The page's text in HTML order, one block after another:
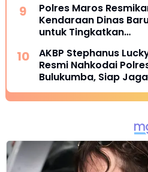
Polres Maros
Kendaraan Dinas
untuk Tingkatkan
AKBP Stephanus
Resmi Nahkodai
Bulukumba, Siap Jaga
Kondusivitas Wilayah